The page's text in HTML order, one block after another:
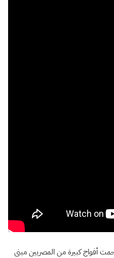
أفواج كبيرة من المصريين مبنى